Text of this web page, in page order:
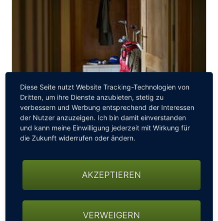
INDOOR GOLF
Erleben Sie Golf auf eine völlig neue Art – modern,
Hardenberg BurgHotel wartet das ultimative Indoor-
Golf-Erlebnis auf acht topmodernen Simulatoren auf Sie.
Das GolfarrangementINDOOR GOLFbeinhaltet folgende
Leistungen: 1 Übernachtung inkl. Hardenberg Frühstück, 1
Indoor Golf Matchplay (3 Std.) in Göttingen, 1x 3-Gang-
Diese Seite nutzt Website Tracking-Technologien von
Dritten, um ihre Dienste anzubieten, stetig zu
verbessern und Werbung entsprechend der Interessen
der Nutzer anzuzeigen. Ich bin damit einverstanden
und kann meine Einwilligung jederzeit mit Wirkung für
die Zukunft widerrufen oder ändern.
AKZEPTIEREN
VERWEIGERN